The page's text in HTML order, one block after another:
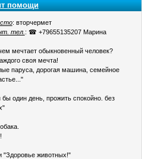
помощи
: вторчермет
тел. : ☎ +79655135207 Марина
мечтает обыкновенный человек?
своя мечта!
паруса, дорогая машина, семейное
один день, прожить спокойно. без
"Здоровье животных!"